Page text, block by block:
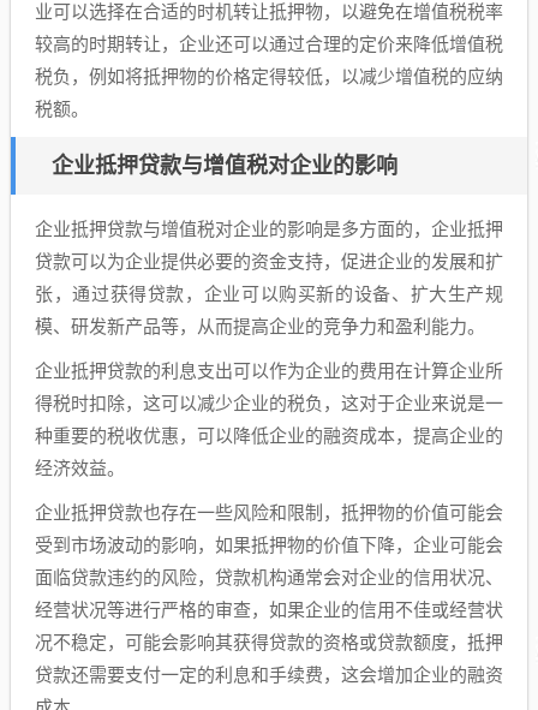
业可以选择在合适的时机转让抵押物，以避免在增值税税率
较高的时期转让，企业还可以通过合理的定价来降低增值税
税负，例如将抵押物的价格定得较低，以减少增值税的应纳
税额。
企业抵押贷款与增值税对企业的影响
企业抵押贷款与增值税对企业的影响是多方面的，企业抵押
贷款可以为企业提供必要的资金支持，促进企业的发展和扩
张，通过获得贷款，企业可以购买新的设备、扩大生产规
模、研发新产品等，从而提高企业的竞争力和盈利能力。
企业抵押贷款的利息支出可以作为企业的费用在计算企业所
得税时扣除，这可以减少企业的税负，这对于企业来说是一
种重要的税收优惠，可以降低企业的融资成本，提高企业的
经济效益。
企业抵押贷款也存在一些风险和限制，抵押物的价值可能会
受到市场波动的影响，如果抵押物的价值下降，企业可能会
面临贷款违约的风险，贷款机构通常会对企业的信用状况、
经营状况等进行严格的审查，如果企业的信用不佳或经营状
况不稳定，可能会影响其获得贷款的资格或贷款额度，抵押
贷款还需要支付一定的利息和手续费，这会增加企业的融资